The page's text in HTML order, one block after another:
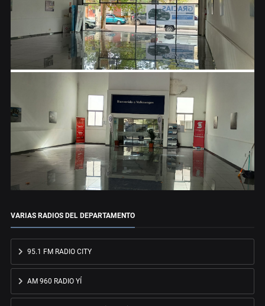
VARIAS RADIOS DEL DEPARTAMENTO
95.1 FM RADIO CITY
AM 960 RADIO YÍ